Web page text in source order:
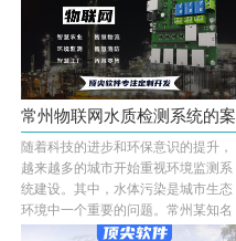
常州物联网水质检测系统的案
例展示···
随着科技的进步和环保意识的提升，
越来越多的城市开始重视环境监测系
统建设。其中，水体污染是城市生态
环境中一个重要的问题。常州某知名
物联网公司开···...